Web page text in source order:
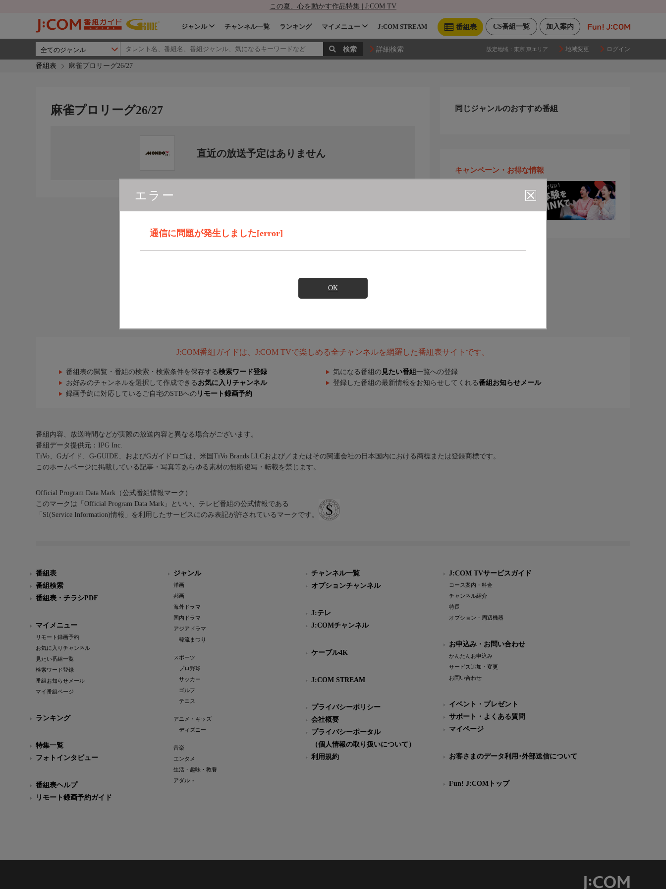
この夏、心を動かす作品特集 | J:COM TV
加入案内
CS番組一覧
番組表
ジャンル チャンネル一覧 ランキング マイメニュー J:COM STREAM
詳細検索 設定地域： 東京 東エリア 地域変更 ログイン
番組表 麻雀プロリーグ26/27
エラー
通信に問題が発生しました[error]
OK
麻雀プロリーグ26/27
直近の放送予定はありません
同じジャンルのおすすめ番組
キャンペーン・お得な情報
J:COM番組ガイドは、J:COM TVで楽しめる全チャンネルを網羅した番組表サイトです。
番組表の閲覧・番組の検索・検索条件を保存する検索ワード登録 気になる番組の 見たい番組 一覧への登録
お好みのチャンネルを選択して作成できる お気に入りチャンネル 登録した番組の最新情報をお知らせしてくれる番組お知らせメール
録画予約に対応しているご自宅のSTBへの リモート録画予約
番組内容、放送時間などが実際の放送内容と異なる場合がございます。
番組データ提供元：IPG Inc.
TiVo、Gガイド、G-GUIDE、およびGガイドロゴは、米国TiVo Brands LLCおよび／またはその関連会社の日本国内における商標または登録商標です。
このホームページに掲載している記事・写真等あらゆる素材の無断複写・転載を禁じます。
Official Program Data Mark（公式番組情報マーク）
このマークは「Official Program Data Mark」といい、テレビ番組の公式情報である
「SI(Service Information)情報」を利用したサービスにのみ表記が許されているマークです。
番組表
番組検索
番組表・チラシPDF
マイメニュー
リモート録画予約
お気に入りチャンネル
見たい番組一覧
検索ワード登録
番組お知らせメール
マイ番組ページ
ランキング
特集一覧
フォトインタビュー
番組表ヘルプ
リモート録画予約ガイド
ジャンル
洋画
邦画
海外ドラマ
国内ドラマ
アジアドラマ
韓流まつり
スポーツ
プロ野球
サッカー
ゴルフ
テニス
アニメ・キッズ
ディズニー
音楽
エンタメ
生活・趣味・教養
アダルト
チャンネル一覧
オプションチャンネル
J:テレ
J:COMチャンネル
ケーブル4K
J:COM STREAM
プライバシーポリシー
会社概要
プライバシーポータル
（個人情報の取り扱いについて）
利用規約
J:COM TVサービスガイド
コース案内・料金
チャンネル紹介
特長
オプション・周辺機器
お申込み・お問い合わせ
かんたんお申込み
サービス追加・変更
お問い合わせ
イベント・プレゼント
サポート・よくある質問
マイページ
お客さまのデータ利用･外部送信について
Fun! J:COMトップ